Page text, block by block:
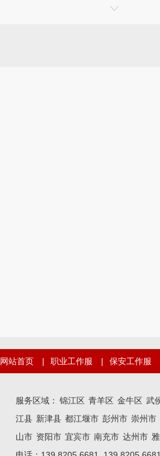
网站首页 | 职业工作服 | 保安工作服
服务区域： 锦江区 青羊区 金牛区 武
江县 新津县 都江堰市 彭州市 崇州市
山市 资阳市 宜宾市 南充市 达州市